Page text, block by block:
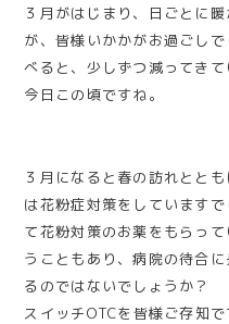
３月がはじまり、日ごとに
が、皆様いかかがお過ごし
べると、少しずつ減ってき
今日この頃ですね。
３月になると春の訪れとと
は花粉症対策をしています
て花粉対策のお薬をもらっ
うこともあり、病院の待合
るのではないでしょうか？
スイッチOTCを皆様ご存知